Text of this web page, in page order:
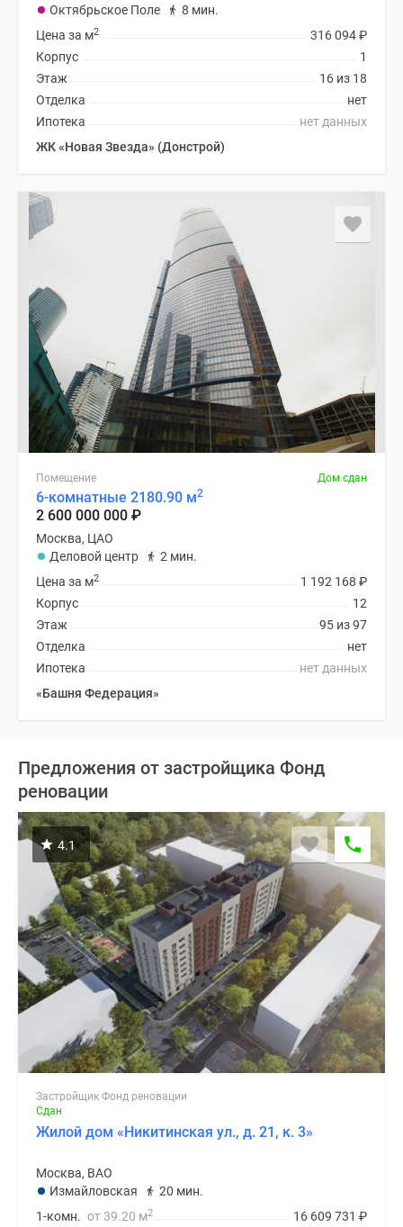
Октябрьское Поле
8 мин.
316 094₽
Цена за м2
1
Корпус
16 из 18
Этаж
нет
Отделка
нет данных
Ипотека
ЖК «Новая Звезда» (Донстрой)
Помещение Дом сдан
6-комнатные 2180.90 м2
2 600 000 000 ₽
Москва, ЦАО
Деловой центр
2 мин.
1 192 168 ₽
Цена за м2
12
Корпус
95 из 97
Этаж
нет
Отделка
нет данных
Ипотека
«Башня Федерация»
Предложения от застройщика Фонд
реновации
4.1
Застройщик Фонд реновации
Сдан
Жилой дом «Никитинская ул., д. 21, к. 3»
Москва, ВАО
Измайловская
20 мин.
16 609 731 ₽
1-комн. от 39.20 м2